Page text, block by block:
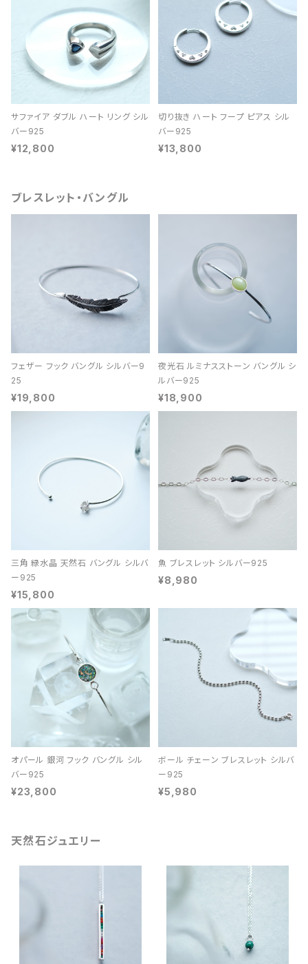
サファイア ダブル ハート リング シル
バー925
¥12,800
切り抜き ハート フープ ピアス シル
バー925
¥13,800
ブレスレット・バングル
フェザー フック バングル シルバー9
25
¥19,800
夜光石 ルミナスストーン バングル シ
ルバー925
¥18,900
三角 緑水晶 天然石 バングル シルバ
ー925
¥15,800
魚 ブレスレット シルバー925
¥8,980
オパール 銀河 フック バングル シル
バー925
¥23,800
ボール チェーン ブレスレット シルバ
ー925
¥5,980
天然石ジュエリー